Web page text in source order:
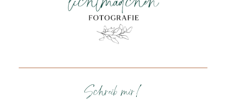
Schreib mir!